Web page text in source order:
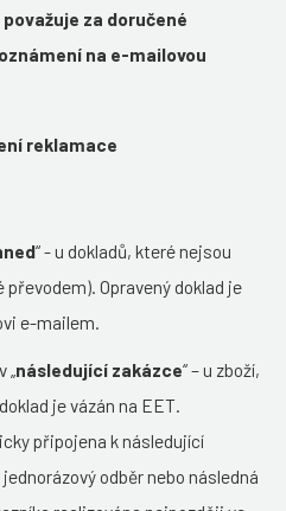
považuje za doručené
na e-mailovou
reklamace
“ - u dokladů, které nejsou
Opravený doklad je
e-mailem.
„následující zakázce“ – u zboží,
je vázán na EET.
připojena k následující
odběr nebo následná